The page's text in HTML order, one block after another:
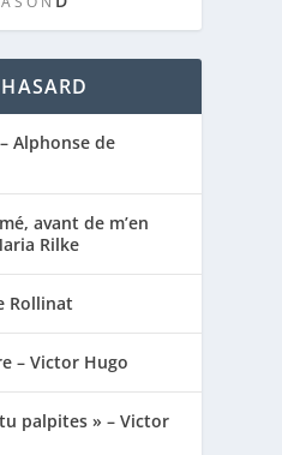
Alphonse de
avant de m’en
Rilke
Rollinat
– Victor Hugo
palpites » – Victor